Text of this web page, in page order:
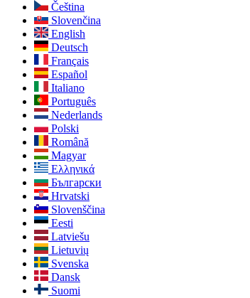
Čeština
Slovenčina
English
Deutsch
Français
Español
Italiano
Português
Nederlands
Polski
Română
Magyar
Ελληνικά
Български
Hrvatski
Slovenščina
Eesti
Latviešu
Lietuvių
Svenska
Dansk
Suomi